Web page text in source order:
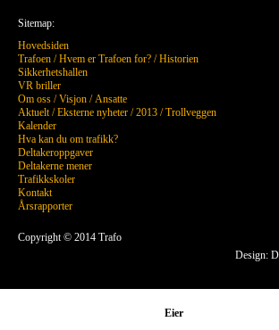
Design:
Sitemap:
Hovedsiden
Trafoen /Hvem er Trafoen for? /Historien
Sikkerhetshallen
VR briller
Om oss /Visjon /Ansatte
Aktuelt/Eksterne nyheter /2013 /Trollveggen
Kalender
Hva kan du om trafikk?
Deltakeroppgaver
Deltakerne mener
Trafikkskoler
Kontakt
Årsrapporter
Copyright © 2014 Trafo
Eier